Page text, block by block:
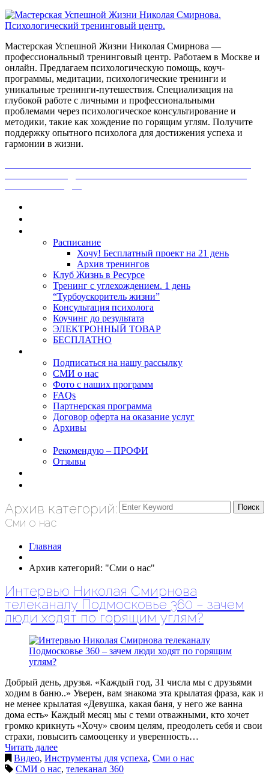
Мастерская Успешной Жизни Николая Смирнова —
профессиональный тренинговый центр. Работаем в Москве и
онлайн. Предлагаем психологическую помощь, коуч-
программы, медитации, психологические тренинги и
уникальные тренинги-путешествия. Специализация на
глубокой работе с личными и профессиональными
проблемами через психологическое консультирование и
методики, такие как хождение по горящим углям. Получите
поддержку опытного психолога для достижения успеха и
гармонии в жизни.
Расписание
Хочу! Бесплатный проект на 21 день
Архив тренингов
Клуб Жизнь в Ресурсе
Тренинг с углехождением. 1 день
“Турбоускоритель жизни”
Консультация психолога
Коучинг до результата
ЭЛЕКТРОННЫЙ ТОВАР
БЕСПЛАТНО
Подписаться на нашу рассылку
СМИ о нас
Фото с наших программ
FAQs
Партнерская программа
Договор оферта на оказание услуг
Архивы
Рекомендую – ПРОФИ
Отзывы
Архив категорий:
Сми о нас
Главная
Архив категорий: "Сми о нас"
Интервью Николая Смирнова
телеканалу Подмосковье 360 – зачем
люди ходят по горящим углям?
Добрый день, друзья. «Каждый год, 31 числа мы с друзьями
ходим в баню..» Уверен, вам знакома эта крылатая фраза, как и
не менее крылатая «Девушка, какая баня, у него же ванна
дома есть» Каждый месяц мы с теми отважными, кто хочет
громко крикнуть «Хочу» своим целям, преодолеть себя и свои
страхи, повысить самооценку и уверенность…
Читать далее
Видео, Инструменты для успеха, Сми о нас
СМИ о нас, телеканал 360